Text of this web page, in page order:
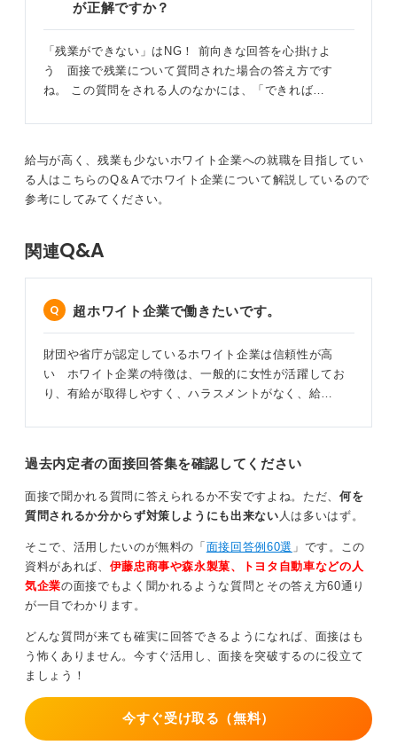
が正解ですか？
「残業ができない」はNG！ 前向きな回答を心掛けよ
う 面接で残業について質問された場合の答え方です
ね。 この質問をされる人のなかには、「できれば…
給与が高く、残業も少ないホワイト企業への就職を目指してい
る人はこちらのQ＆Aでホワイト企業について解説しているので
参考にしてみてください。
関連Q&A
超ホワイト企業で働きたいです。
財団や省庁が認定しているホワイト企業は信頼性が高
い ホワイト企業の特徴は、一般的に女性が活躍してお
り、有給が取得しやすく、ハラスメントがなく、給…
過去内定者の面接回答集を確認してください
面接で聞かれる質問に答えられるか不安ですよね。ただ、 何を
質問されるか分からず対策しようにも出来ない 人は多いはず。
そこで、活用したいのが無料の「 面接回答例60選 」です。この
資料があれば、 伊藤忠商事や森永製菓、トヨタ自動車などの人
気企業の面接でもよく聞かれるような質問とその答え方60通り
が一目でわかります。
どんな質問が来ても確実に回答できるようになれば、面接はも
う怖くありません。今すぐ活用し、面接を突破するのに役立て
ましょう！
今すぐ受け取る（無料）